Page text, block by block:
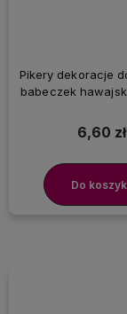
Pikery dekoracje
babeczek
6,60 zł
Do